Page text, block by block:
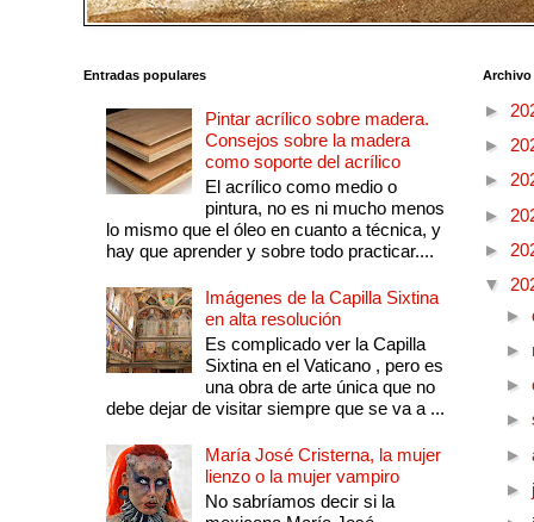
Entradas populares
Pintar acrílico sobre madera.
Consejos sobre la madera
como soporte del acrílico
El acrílico como medio o
pintura, no es ni mucho menos
lo mismo que el óleo en cuanto a técnica, y
hay que aprender y sobre todo practicar....
Imágenes de la Capilla Sixtina
en alta resolución
Es complicado ver la Capilla
Sixtina en el Vaticano , pero es
una obra de arte única que no
debe dejar de visitar siempre que se va a ...
María José Cristerna, la mujer
lienzo o la mujer vampiro
No sabríamos decir si la
►
►
►
►
►
▼
►
►
►
►
►
►